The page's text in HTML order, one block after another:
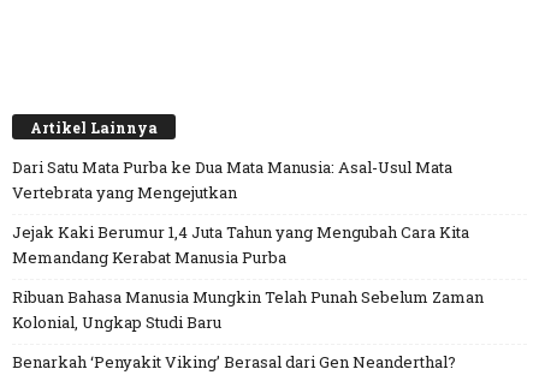
Artikel Lainnya
Dari Satu Mata Purba ke Dua Mata Manusia: Asal-Usul Mata
Vertebrata yang Mengejutkan
Jejak Kaki Berumur 1,4 Juta Tahun yang Mengubah Cara Kita
Memandang Kerabat Manusia Purba
Ribuan Bahasa Manusia Mungkin Telah Punah Sebelum Zaman
Kolonial, Ungkap Studi Baru
Benarkah ‘Penyakit Viking’ Berasal dari Gen Neanderthal?